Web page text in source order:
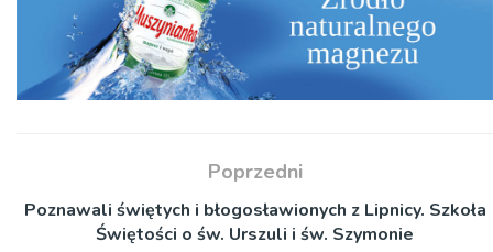
Poprzedni
Poznawali świętych i błogosławionych z Lipnicy. Szkoła
Świętości o św. Urszuli i św. Szymonie